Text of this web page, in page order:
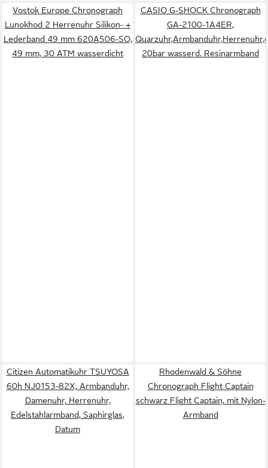
Vostok Europe Chronograph
Lunokhod 2 Herrenuhr Silikon- +
Lederband 49 mm 620A506-SO,
49 mm, 30 ATM wasserdicht
CASIO G-SHOCK Chronograph
GA-2100-1A4ER,
20bar wasserd. Resinarmband
Citizen Automatikuhr TSUYOSA
60h NJ0153-82X, Armbanduhr,
Damenuhr, Herrenuhr,
Edelstahlarmband, Saphirglas,
Datum
Rhodenwald & Söhne
Chronograph Flight Captain
schwarz Flight Captain, mit Nylon-
Armband